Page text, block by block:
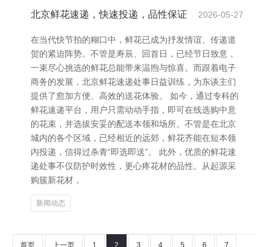
北京鲜花速递，快速投递，品性保证 2026-05-27
在当代快节拍的糊口中，鲜花已成为抒发情谊、传递道
贺的紧迫阵势。不管是寿辰、回首日，已经节日致意，
一束尽心挑选的鲜花总能带来温煦与惊喜。而跟着电子
商务的发展，北京鲜花速递处事日益训练，为东谈主们
提供了愈加方便、高效的送花体验。 如今，通过专科的
鲜花速递平台，用户只需动动手指，即可在线选购中意
的花束，并选拔安妥的配送本领和场所。不管是在北京
城内的各个区域，已经相近的远郊，鲜花齐能在短本领
内投递，信得过杀青“即选即送”。 此外，优质的鲜花速
递处事不仅防护时效性，更心疼花材的品性。从起源采
购簇新花材，
新闻动态
首页 上一页 1 2 3 4 5 6 7